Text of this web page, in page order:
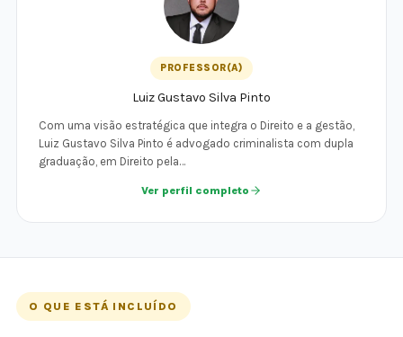
PROFESSOR(A)
Luiz Gustavo Silva Pinto
Com uma visão estratégica que integra o Direito e a gestão,
Luiz Gustavo Silva Pinto é advogado criminalista com dupla
graduação, em Direito pela…
Ver perfil completo
O QUE ESTÁ INCLUÍDO